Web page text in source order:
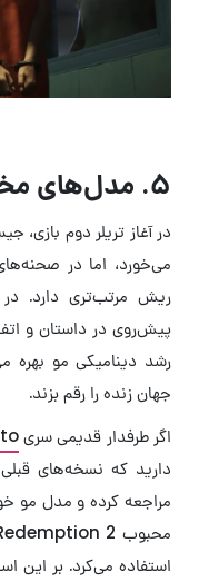
۵. مدل‌های مختلف مو
در آغاز تریلر دوم
می‌خورد، اما در
ریش مرتب‌تری دارد.
پیش‌روی در داستان و
رشد دینامیکی مو بهره
جهان زنده را رقم بزند.
اگر طرفدار قدیمی سری
دارید که نسخه‌های قبلی
مراجعه کرده و مدل مو
استفاده می‌کرد. بر این